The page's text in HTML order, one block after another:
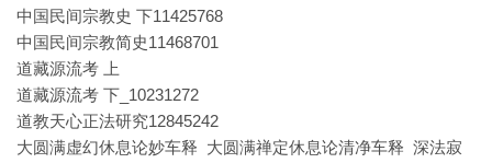
中国民间宗教史 下11425768
中国民间宗教简史11468701
道藏源流考 上
道藏源流考 下_10231272
道教天心正法研究12845242
大圆满虚幻休息论妙车释 大圆满禅定休息论清净车释 深法寂